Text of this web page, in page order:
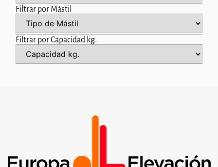
Filtrar por Mástil
Filtrar por Capacidad kg.